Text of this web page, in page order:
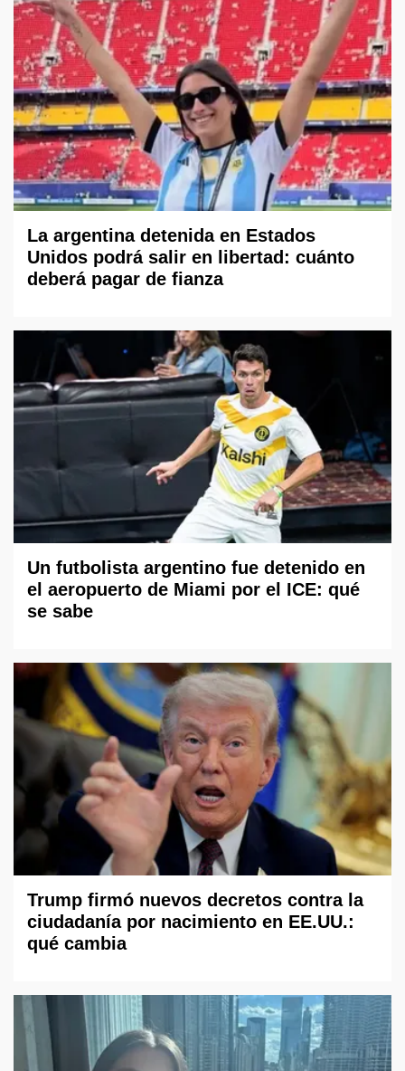
La argentina detenida en Estados
Unidos podrá salir en libertad: cuánto
deberá pagar de fianza
Un futbolista argentino fue detenido en
el aeropuerto de Miami por el ICE: qué
se sabe
Trump firmó nuevos decretos contra la
ciudadanía por nacimiento en EE.UU.:
qué cambia